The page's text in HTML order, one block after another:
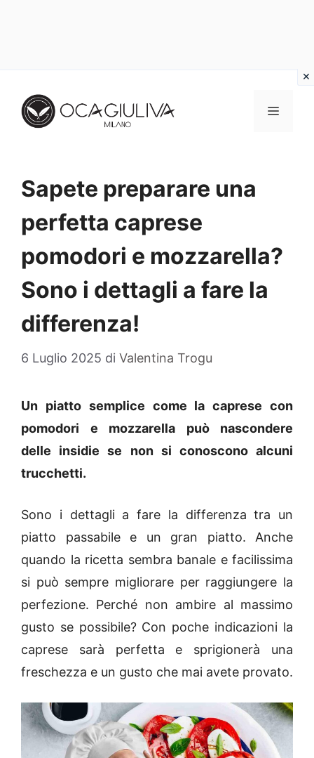
contenuto
MENU
Sapete preparare una
perfetta caprese
pomodori e mozzarella?
Sono i dettagli a fare la
differenza!
6 Luglio 2025 di Valentina Trogu
Un piatto semplice come la caprese con
pomodori e mozzarella può nascondere
delle insidie se non si conoscono alcuni
trucchetti.
Sono i dettagli a fare la differenza tra un
piatto passabile e un gran piatto. Anche
quando la ricetta sembra banale e facilissima
si può sempre migliorare per raggiungere la
perfezione. Perché non ambire al massimo
gusto se possibile? Con poche indicazioni la
caprese sarà perfetta e sprigionerà una
freschezza e un gusto che mai avete provato.